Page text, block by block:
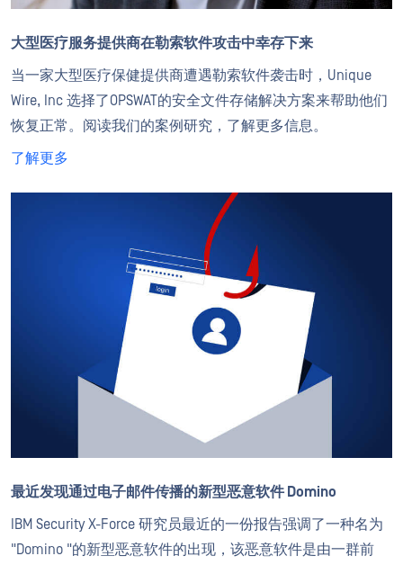
大型医疗服务提供商在勒索软件攻击中幸存下来
当一家大型医疗保健提供商遭遇勒索软件袭击时，Unique
Wire, Inc 选择了OPSWAT的安全文件存储解决方案来帮助他们
恢复正常。阅读我们的案例研究，了解更多信息。
了解更多
最近发现通过电子邮件传播的新型恶意软件 Domino
IBM Security X-Force 研究员最近的一份报告强调了一种名为
"Domino "的新型恶意软件的出现，该恶意软件是由一群前